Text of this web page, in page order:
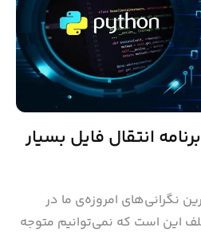
انتقال فایل بسیار
نگرانی‌های امروزه‌ی ما در
این است که نمی‌توانیم متوجه